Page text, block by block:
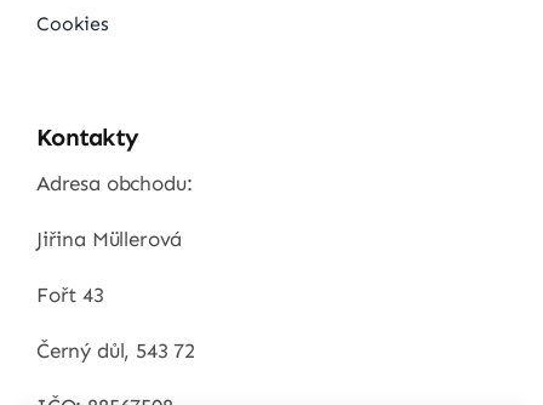
Cookies
Kontakty
Adresa obchodu:
Jiřina Müllerová
Fořt 43
Černý důl, 543 72